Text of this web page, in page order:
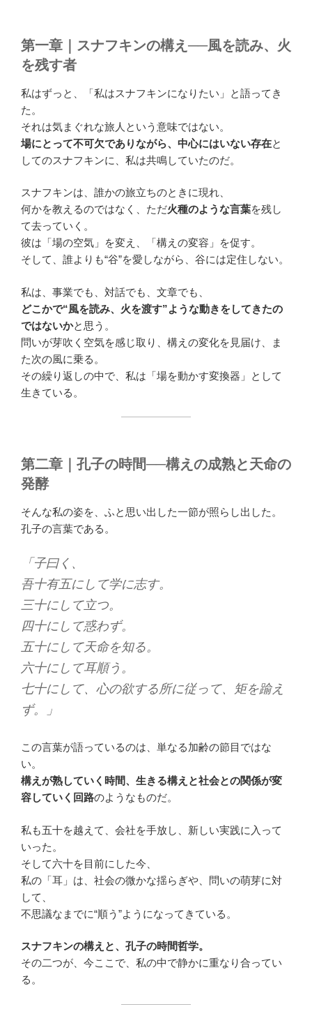
第一章｜スナフキンの構え──風を読み、火
を残す者
私はずっと、「私はスナフキンになりたい」と語ってき
た。
それは気まぐれな旅人という意味ではない。
場にとって不可欠でありながら、中心にはいない存在と
してのスナフキンに、私は共鳴していたのだ。
スナフキンは、誰かの旅立ちのときに現れ、
何かを教えるのではなく、ただ火種のような言葉を残し
て去っていく。
彼は「場の空気」を変え、「構えの変容」を促す。
そして、誰よりも“谷”を愛しながら、谷には定住しない。
私は、事業でも、対話でも、文章でも、
どこかで“風を読み、火を渡す”ような動きをしてきたの
ではないかと思う。
問いが芽吹く空気を感じ取り、構えの変化を見届け、ま
た次の風に乗る。
その繰り返しの中で、私は「場を動かす変換器」として
生きている。
第二章｜孔子の時間──構えの成熟と天命の
発酵
そんな私の姿を、ふと思い出した一節が照らし出した。
孔子の言葉である。
「子曰く、
吾十有五にして学に志す。
三十にして立つ。
四十にして惑わず。
五十にして天命を知る。
六十にして耳順う。
七十にして、心の欲する所に従って、矩を踰え
ず。」
この言葉が語っているのは、単なる加齢の節目ではな
い。
構えが熟していく時間、生きる構えと社会との関係が変
容していく回路のようなものだ。
私も五十を越えて、会社を手放し、新しい実践に入って
いった。
そして六十を目前にした今、
私の「耳」は、社会の微かな揺らぎや、問いの萌芽に対
して、
不思議なまでに“順う”ようになってきている。
スナフキンの構えと、孔子の時間哲学。
その二つが、今ここで、私の中で静かに重なり合ってい
る。